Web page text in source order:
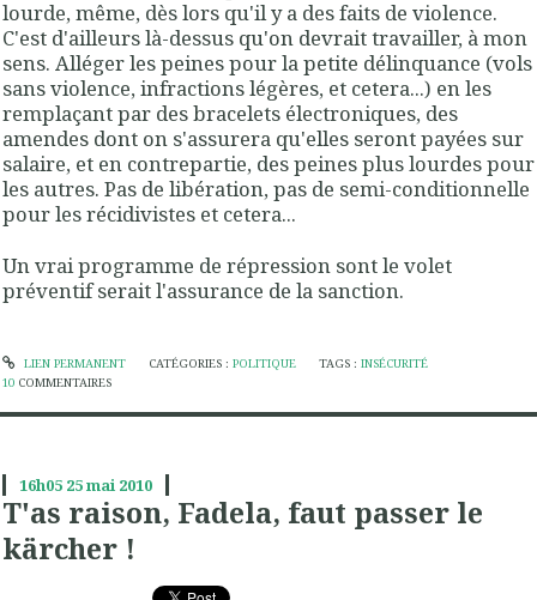
lourde, même, dès lors qu'il y a des faits de violence.
C'est d'ailleurs là-dessus qu'on devrait travailler, à mon
sens. Alléger les peines pour la petite délinquance (vols
sans violence, infractions légères, et cetera...) en les
remplaçant par des bracelets électroniques, des
amendes dont on s'assurera qu'elles seront payées sur
salaire, et en contrepartie, des peines plus lourdes pour
les autres. Pas de libération, pas de semi-conditionnelle
pour les récidivistes et cetera...
Un vrai programme de répression sont le volet
préventif serait l'assurance de la sanction.
LIEN PERMANENT CATÉGORIES : POLITIQUE TAGS :INSÉCURITÉ
10 COMMENTAIRES
16h05 25mai 2010
T'as raison, Fadela, faut passer le
kärcher !